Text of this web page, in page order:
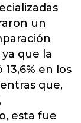
un
que la
en los
que,
esta fue